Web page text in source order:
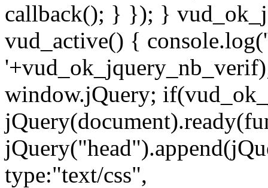
callback(); } }); }
vud_active() {
window.jQuery;
type:"text/css",